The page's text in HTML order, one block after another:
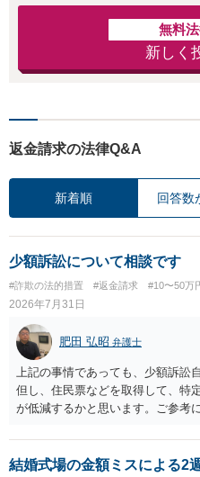
無料
新しく
返金請求の法律Q&A
新着順 回答数
少額訴訟について相談です
#詐欺の法的措置 #返金請求 #10〜50万
2026年7月31日
肥田 弘昭 弁護士
上記の事情であっても、少額訴訟
但し、住民票などを取得して、特
が低減するかと思います。ご参考
結婚式場の金額ミスによる2